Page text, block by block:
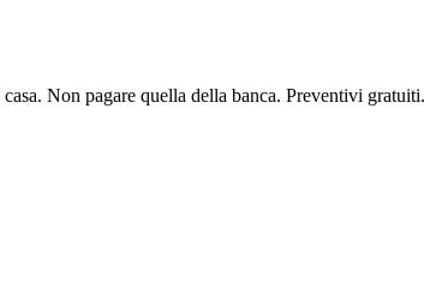
Non pagare quella della banca. Preventivi gratuiti.